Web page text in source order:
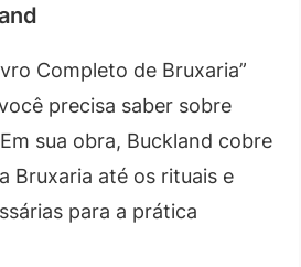
Completo de Bruxaria”
precisa saber sobre
sua obra, Buckland cobre
Bruxaria até os rituais e
para a prática